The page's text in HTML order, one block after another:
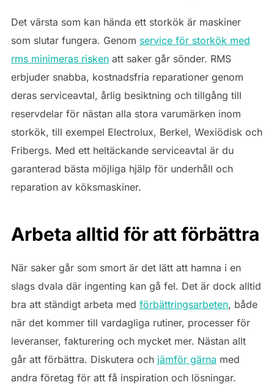
Det värsta som kan hända ett storkök är maskiner
som slutar fungera. Genom service för storkök med
rms minimeras riskenatt saker går sönder. RMS
erbjuder snabba, kostnadsfria reparationer genom
deras serviceavtal, årlig besiktning och tillgång till
reservdelar för nästan alla stora varumärken inom
storkök, till exempel Electrolux, Berkel, Wexiödisk och
Fribergs. Med ett heltäckande serviceavtal är du
garanterad bästa möjliga hjälp för underhåll och
reparation av köksmaskiner.
Arbeta alltid för att förbättra
När saker går som smort är det lätt att hamna i en
slags dvala där ingenting kan gå fel. Det är dock alltid
bra att ständigt arbeta med förbättringsarbeten, både
när det kommer till vardagliga rutiner, processer för
leveranser, fakturering och mycket mer. Nästan allt
går att förbättra. Diskutera och jämför gärna med
andra företag för att få inspiration och lösningar.